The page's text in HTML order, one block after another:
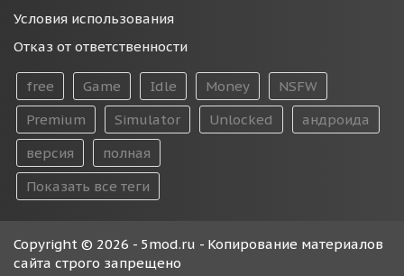
Условия использования
Отказ от ответственности
free Game Idle Money
NSFW
Premium
Simulator Unlocked
андроида
версия
полная
Показать все теги
Copyright © 2026 - 5mod.ru - Копирование материалов
сайта строго запрещено